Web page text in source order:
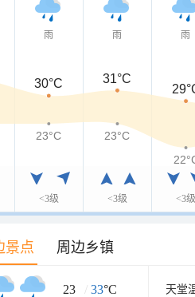
雨
<3级
雨
<3级
雨
<3级
30°C
31°C
23°C
23°C
景点 周边乡镇
23 / 33°C 天堂